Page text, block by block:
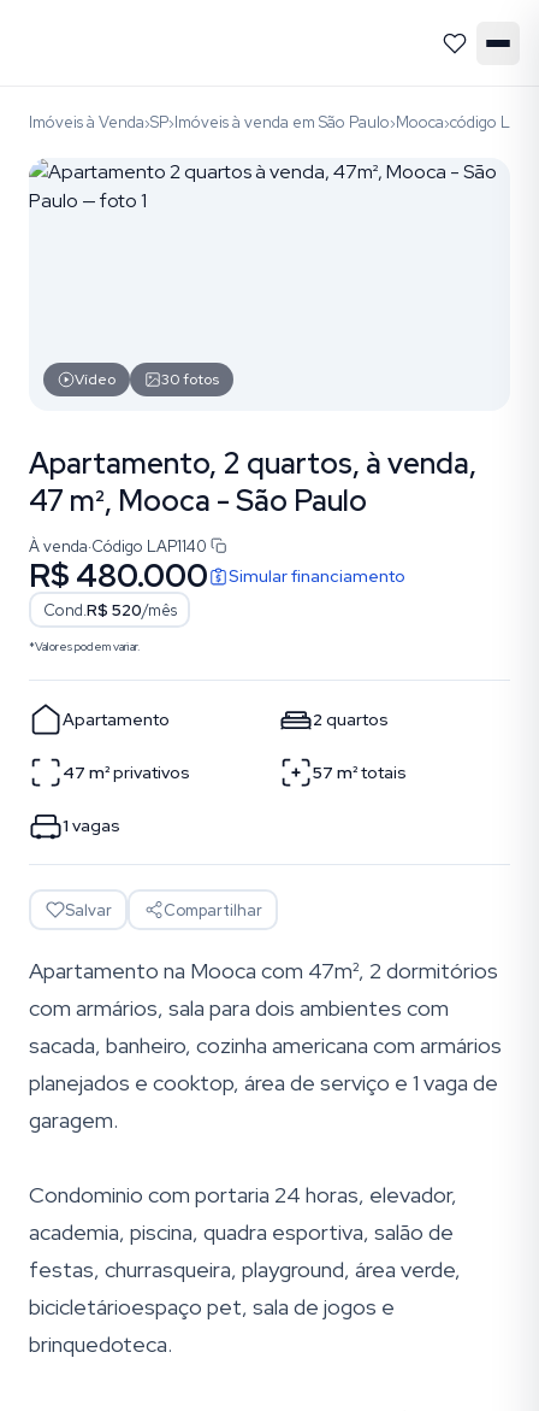
Imóveis à Venda›SP›Imóveis à venda em São Paulo›Mooca›código
Vídeo 30fotos
Apartamento, 2 quartos, à venda,
47 m², Mooca - São Paulo
À venda·Código LAP1140
R$ 480.000 Simular financiamento
Cond.R$ 520/mês
*Valores podem variar.
Apartamento 2 quartos
47 m²privativos 57 m²totais
1 vagas
Salvar Compartilhar
Apartamento na Mooca com 47m², 2 dormitórios
com armários, sala para dois ambientes com
sacada, banheiro, cozinha americana com armários
planejados e cooktop, área de serviço e 1 vaga de
garagem.
Condominio com portaria 24 horas, elevador,
academia, piscina, quadra esportiva, salão de
festas, churrasqueira, playground, área verde,
bicicletárioespaço pet, sala de jogos e
brinquedoteca.